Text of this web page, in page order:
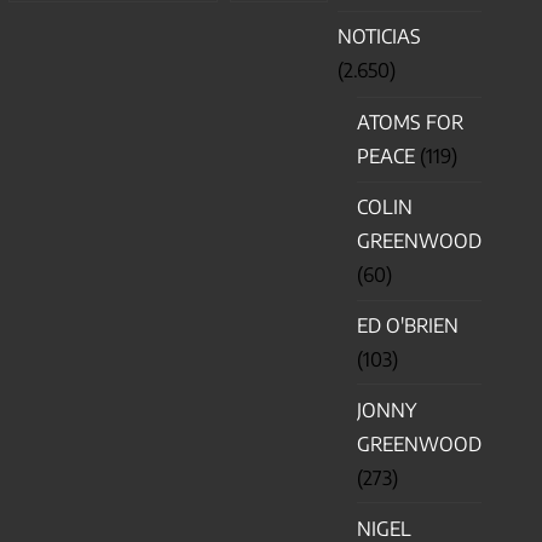
NOTICIAS
(2.650)
ATOMS FOR
PEACE (119)
COLIN
GREENWOOD
(60)
ED O'BRIEN
(103)
JONNY
GREENWOOD
(273)
NIGEL